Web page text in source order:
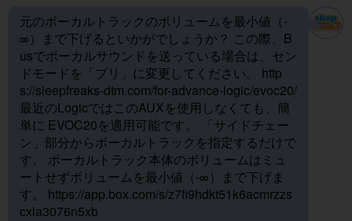
元のボーカルトラックのボリュームを最小値（-
∞）まで下げるといかがでしょうか？ この際、B
usでボーカルサウンドを送っている場合は、セン
ドモードを「プリ」に変更してください。 http
s://sleepfreaks-dtm.com/for-advance-logic/evoc20/
最近のLogicではこのAUXを使用しなくても、簡
単に EVOC20を適用可能です。 「サイドチェー
ン」部分からボーカルトラックを指定するだけで
す。 ボーカルトラック本体のボリュームはミュ
ートせずボリュームを最小値（-∞）まで下げま
す。 https://app.box.com/s/z7fi9hdkt51k6acmrzzs
cxla3076n5xb